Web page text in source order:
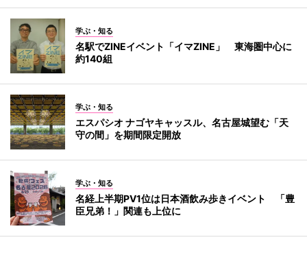
学ぶ・知る
名駅でZINEイベント「イマZINE」 東海圏中心に
約140組
学ぶ・知る
エスパシオ ナゴヤキャッスル、名古屋城望む「天
守の間」を期間限定開放
学ぶ・知る
名経上半期PV1位は日本酒飲み歩きイベント 「豊
臣兄弟！」関連も上位に